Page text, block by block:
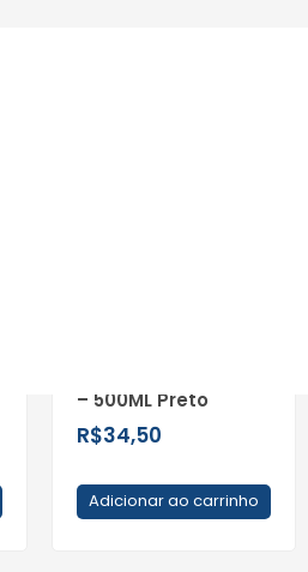
– 500ML Preto
R$34,50
Adicionar ao carrinho